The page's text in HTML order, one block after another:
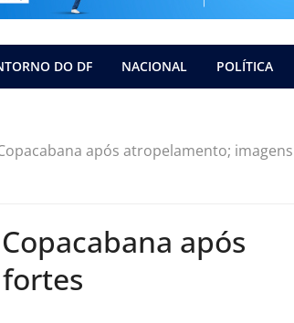
DO DF NACIONAL POLÍTICA
após atropelamento;
após